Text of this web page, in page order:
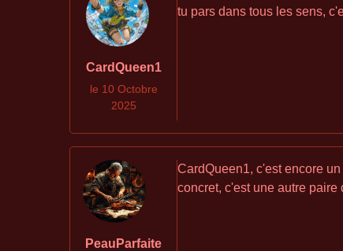
CardQueen1
le 10 Octobre
2025
tu pars dans tous les sens,
PeauParfaite
CardQueen1, c'est encore
concret, c'est une autre